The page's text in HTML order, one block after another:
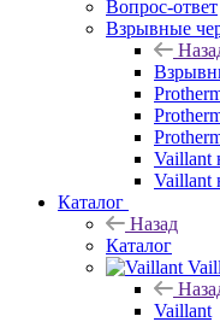
Вопрос-ответ
Взрывные
Vaillant
Vaillant
Каталог
Назад
Каталог
Vaillant